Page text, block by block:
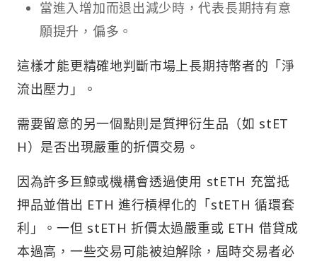
當進入增加而退出減少時，代表長期持有意
願提升，偏多。
這樣才能更精確地判斷市場上長期持幣者的「淨
流出壓力」。
需要留意的另一個點則是質押衍生品（如 stET
H）是否出現嚴重的折價交易。
因為許多巨鯨或機構會透過使用 stETH 充當抵
押品並借出 ETH 進行槓桿化的「stETH 循環套
利」。一但 stETH 折價太過嚴重或 ETH 借貸成
本過高，一些交易可能被迫解除，屆時交易者必